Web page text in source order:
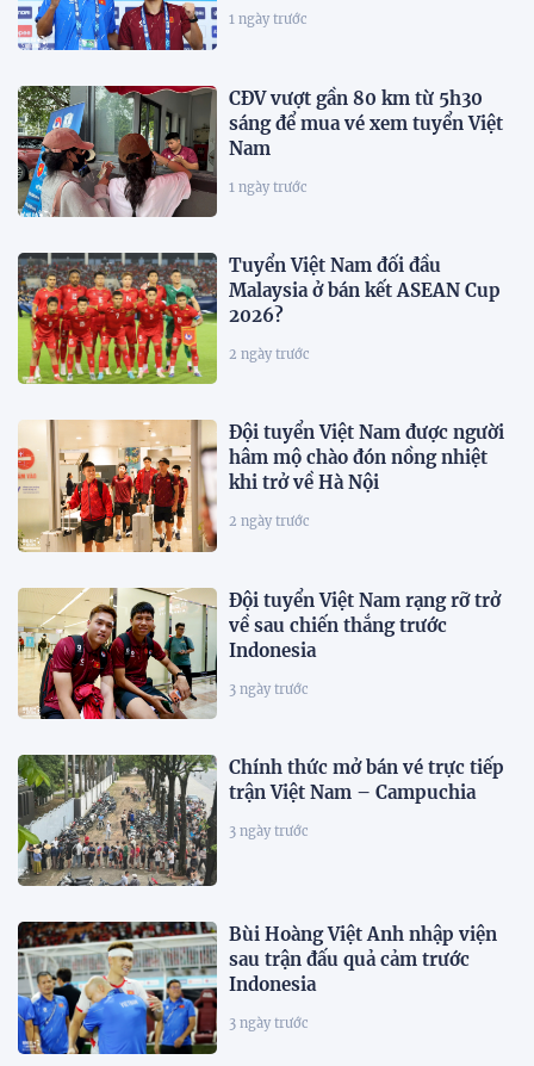
1 ngày trước
CĐV vượt gần 80 km từ 5h30
sáng để mua vé xem tuyển Việt
Nam
1 ngày trước
Tuyển Việt Nam đối đầu
Malaysia ở bán kết ASEAN Cup
2026?
2 ngày trước
Đội tuyển Việt Nam được người
hâm mộ chào đón nồng nhiệt
khi trở về Hà Nội
2 ngày trước
Đội tuyển Việt Nam rạng rỡ trở
về sau chiến thắng trước
Indonesia
3 ngày trước
Chính thức mở bán vé trực tiếp
trận Việt Nam – Campuchia
3 ngày trước
Bùi Hoàng Việt Anh nhập viện
sau trận đấu quả cảm trước
Indonesia
3 ngày trước